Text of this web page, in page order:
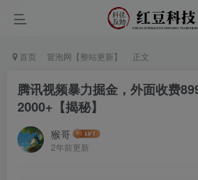
首页 冒泡网【整站更新】 正文
腾讯视频暴力掘金，外面收费
2000+【揭秘】
猴哥
2年前更新